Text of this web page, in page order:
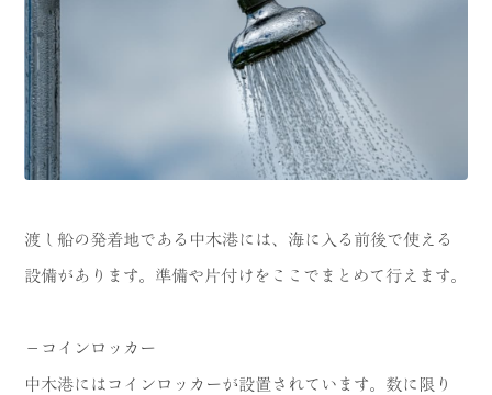
渡し船の発着地である中木港には、海に入る前後で使える
設備があります。準備や片付けをここでまとめて行えます。
－コインロッカー
中木港にはコインロッカーが設置されています。数に限り